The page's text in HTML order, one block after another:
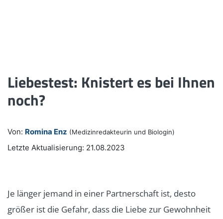
Liebestest: Knistert es bei Ihnen
noch?
Von: Romina Enz (Medizinredakteurin und Biologin)
Letzte Aktualisierung: 21.08.2023
Je länger jemand in einer Partnerschaft ist, desto
größer ist die Gefahr, dass die Liebe zur Gewohnheit